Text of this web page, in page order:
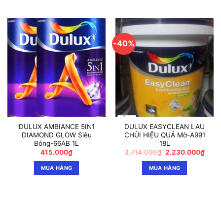
DULUX AMBIANCE 5IN1
DIAMOND GLOW Siêu
Bóng-66AB 1L
415.000₫
MUA HÀNG
-40%
DULUX EASYCLEAN LAU
CHÙI HIỆU QUẢ Mờ-A991
18L
3.714.000₫ Giá
là:
3.714.000₫.
2.230.000₫Giá
MUA HÀNG